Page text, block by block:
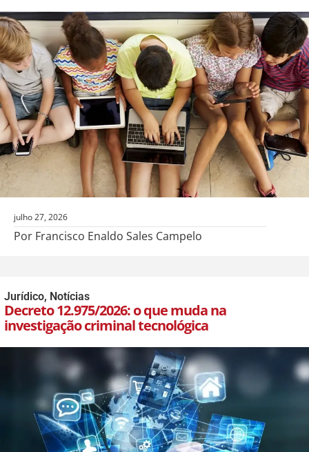
julho 27, 2026
Por Francisco Enaldo Sales Campelo
Jurídico, Notícias
Decreto 12.975/2026: o que muda na
investigação criminal tecnológica